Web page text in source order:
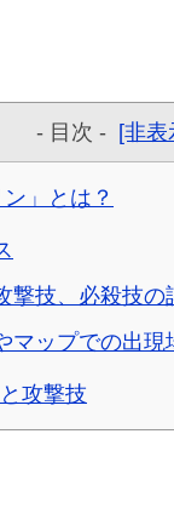
- 目次 - [非表
」とは？
撃技、必殺技の
マップでの出現
攻撃技